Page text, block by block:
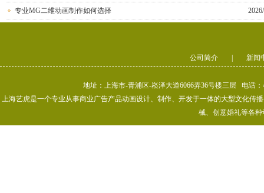
专业MG二维动画制作如何选择
公司简介 新闻
地址：上海市-青浦区-崧泽大道6066弄36号楼三层 电话
上海艺虎是一个专业从事商业广告产品动画设计、制作、开发于一体的大型文化传
械、创意婚礼等各